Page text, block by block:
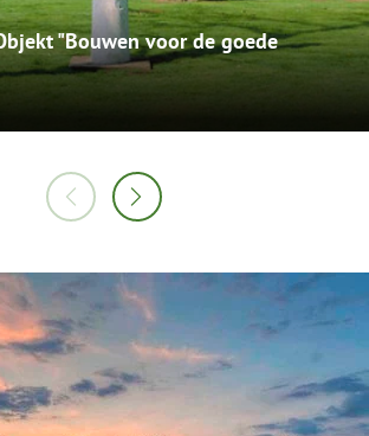
"Bouwen voor de goede